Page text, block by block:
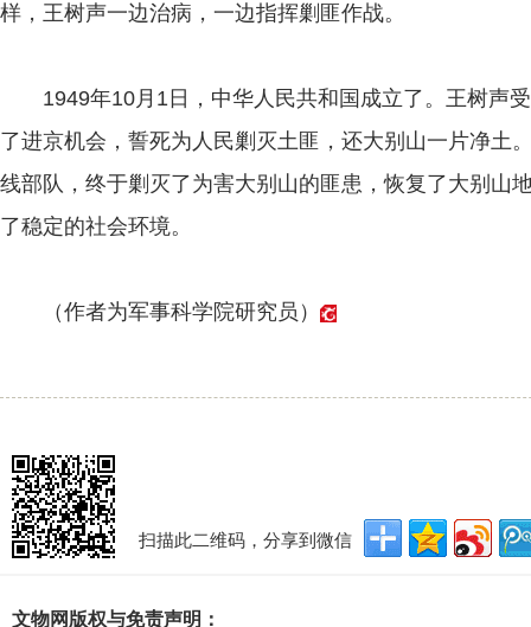
样，王树声一边治病，一边指挥剿匪作战。
1949年10月1日，中华人民共和国成立了。王树声受
了进京机会，誓死为人民剿灭土匪，还大别山一片净土
线部队，终于剿灭了为害大别山的匪患，恢复了大别山
了稳定的社会环境。
（作者为军事科学院研究员）
扫描此二维码，分享到微信
文物网版权与免责声明：